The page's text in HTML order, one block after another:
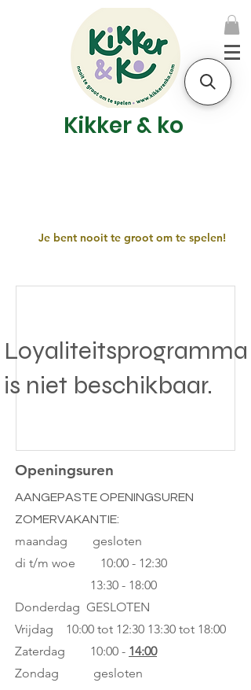
Kikker & ko
Je bent nooit te groot om te spelen!
Loyaliteitsprogramma
is niet beschikbaar.
Openingsuren
AANGEPASTE OPENINGSUREN
ZOMERVAKANTIE:
maandag gesloten
di t/m woe 10:00 - 12:30
13:30 - 18:00
Donderdag GESLOTEN
Vrijdag 10:00 tot 12:30 13:30 tot 18:00
Zaterdag 10:00 - 14:00
Zondag gesloten